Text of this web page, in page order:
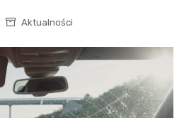
Aktualności